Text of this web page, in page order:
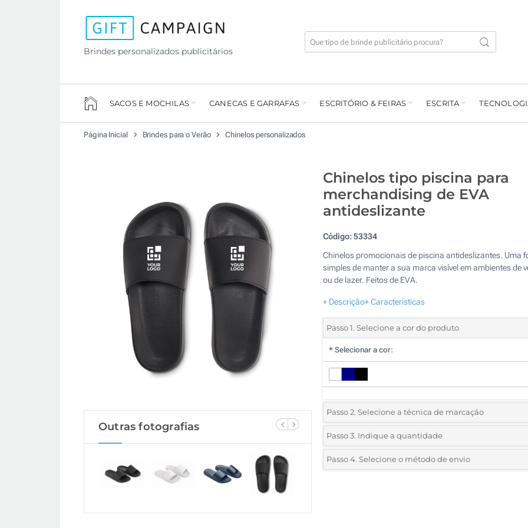
Brindes personalizados publicitários
SACOS E MOCHILAS CANECAS E GARRAFAS ESCRITÓRIO & FEIRAS ESCRITA
Página Inicial Brindes para o Verão Chinelos personalizados
Outras fotografias
Chinelos tipo piscina para
merchandising de EVA
antideslizante
Código:53334
Chinelos promocionais de piscina antideslizantes. Uma
simples de manter a sua marca visível em ambientes de
ou de lazer. Feitos de EVA.
+ Descrição+ Características
Passo 1. Selecione a cor do produto
* Selecionar a cor:
Passo 2. Selecione a técnica de marcação
*Selecione o tipo de marcação e as cores do logotipo:
1 Cor (Em um chinelo)
Passo 3. Indique a quantidade
*Pedido mínimo 5 (total de pedido)
Passo 4. Selecione o método de envio